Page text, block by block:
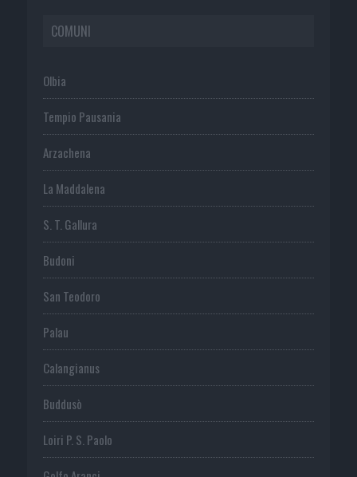
COMUNI
Olbia
Tempio Pausania
Arzachena
La Maddalena
S. T. Gallura
Budoni
San Teodoro
Palau
Calangianus
Buddusò
Loiri P. S. Paolo